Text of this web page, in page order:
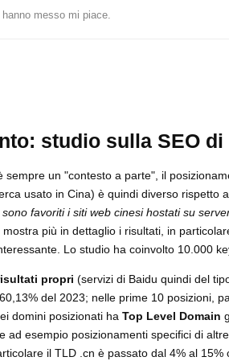
hanno messo mi piace.
studio sulla SEO
sempre un "contesto a parte", il
usato in Cina) è quindi diverso rispetto
favoriti i siti web cinesi hostati su
mostra più in dettaglio i risultati, in
Lo studio ha coinvolto 10.000
propri (servizi di Baidu quindi del
del 2023; nelle prime 10 posizioni,
domini posizionati ha Top Level Domain
ad esempio posizionamenti specifici di
il TLD .cn è passato dal 4% al